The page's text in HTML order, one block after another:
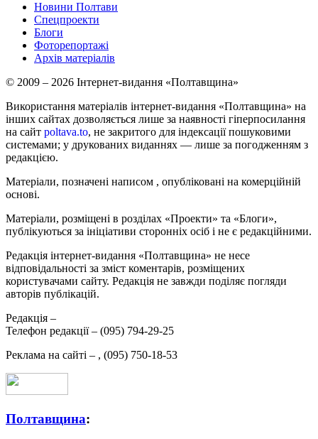
Новини Полтави
Спецпроекти
Блоги
Фоторепортажі
Архів матеріалів
© 2009 – 2026 Інтернет-видання «Полтавщина»
Використання матеріалів інтернет-видання «Полтавщина» на
інших сайтах дозволяється лише за наявності гіперпосилання
на сайт poltava.to, не закритого для індексації пошуковими
системами; у друкованих виданнях — лише за погодженням з
редакцією.
Матеріали, позначені написом , опубліковані на комерційній
основі.
Матеріали, розміщені в розділах «Проекти» та «Блоги»,
публікуються за ініціативи сторонніх осіб і не є редакційними.
Редакція інтернет-видання «Полтавщина» не несе
відповідальності за зміст коментарів, розміщених
користувачами сайту. Редакція не завжди поділяє погляди
авторів публікацій.
Редакція –
Телефон редакції – (095) 794-29-25
Реклама на сайті – , (095) 750-18-53
Полтавщина: